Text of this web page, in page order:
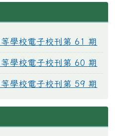
學校電子校刊第 61 期
學校電子校刊第 60 期
學校電子校刊第 59 期